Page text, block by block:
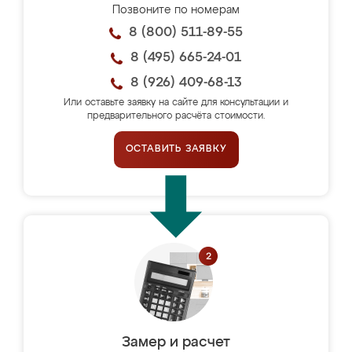
Позвоните по номерам
8 (800) 511-89-55
8 (495) 665-24-01
8 (926) 409-68-13
Или оставьте заявку на сайте для консультации и
предварительного расчёта стоимости.
ОСТАВИТЬ ЗАЯВКУ
Замер и расчет